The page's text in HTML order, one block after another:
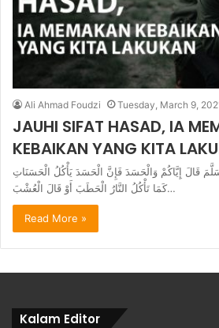
Ali Ahmad Foudzi Tuesday, March 9,
JAUHI SIFAT HASAD, IA
KEBAIKAN YANG KITA
قَالَ إِيَّاكُمْ وَالْحَسَدَ فَإِنَّ الْحَسَدَ يَأْكُلُ الْحَسَنَاتِ
كَمَا تَأْكُلُ النَّارُ الْحَطَبَ أَوْ قَالَ الْعُشْبَ…
Read More »
Kalam Editor